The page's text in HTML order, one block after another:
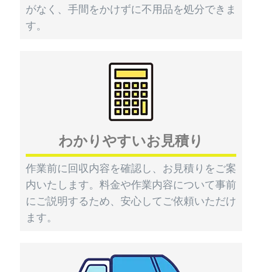
がなく、手間をかけずに不用品を処分できま
す。
わかりやすいお見積り
作業前に回収内容を確認し、お見積りをご案
内いたします。料金や作業内容について事前
にご説明するため、安心してご依頼いただけ
ます。